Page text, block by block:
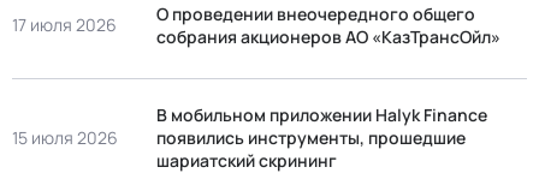
17 июля 2026
О проведении внеочередного общего
собрания акционеров АО «КазТрансОйл»
15 июля 2026
В мобильном приложении Halyk Finance
появились инструменты, прошедшие
шариатский скрининг